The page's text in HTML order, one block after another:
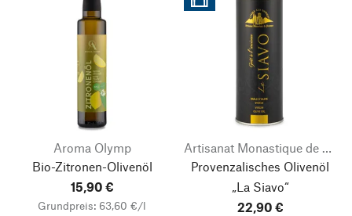
Aroma Olymp
Bio-Zitronen-Olivenöl
15,90 €
Grundpreis: 63,60 €/l
Artisanat Monastique de Provence
Provenzalisches Olivenöl
„La Siavo“
22,90 €